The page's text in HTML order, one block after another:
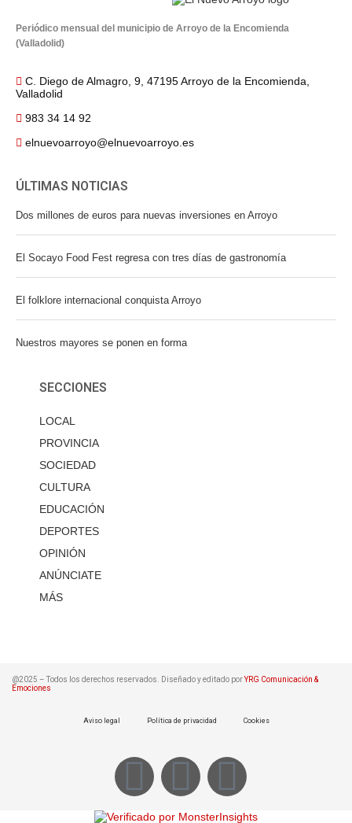
Periódico mensual del municipio de Arroyo de la Encomienda
(Valladolid)
C. Diego de Almagro, 9, 47195 Arroyo de la Encomienda,
Valladolid
983 34 14 92
elnuevoarroyo@elnuevoarroyo.es
ÚLTIMAS NOTICIAS
Dos millones de euros para nuevas inversiones en Arroyo
El Socayo Food Fest regresa con tres días de gastronomía
El folklore internacional conquista Arroyo
Nuestros mayores se ponen en forma
SECCIONES
LOCAL
PROVINCIA
SOCIEDAD
CULTURA
EDUCACIÓN
DEPORTES
OPINIÓN
ANÚNCIATE
MÁS
@2025 – Todos los derechos reservados. Diseñado y editado porYRG Comunicación &
Emociones
Aviso legal Política de privacidad Cookies